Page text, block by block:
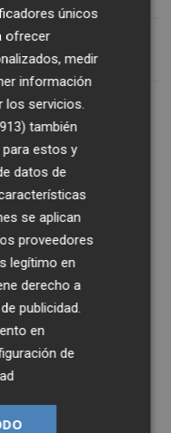
únicos
ofrecer
medir
información
los servicios.
también
estos y
datos de
se aplican
proveedores
legítimo en
derecho a
publicidad
en
de